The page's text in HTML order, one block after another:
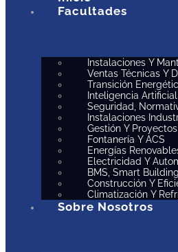
Facultades
Instalaciones Y
Ventas Técnicas Y
Transición
Inteligencia
Seguridad,
Instalaciones
Gestión Y
Fontanería Y ACS
Energías
Electricidad Y
BMS, Smart
Construcción Y
Climatización Y
Sobre Nosotros